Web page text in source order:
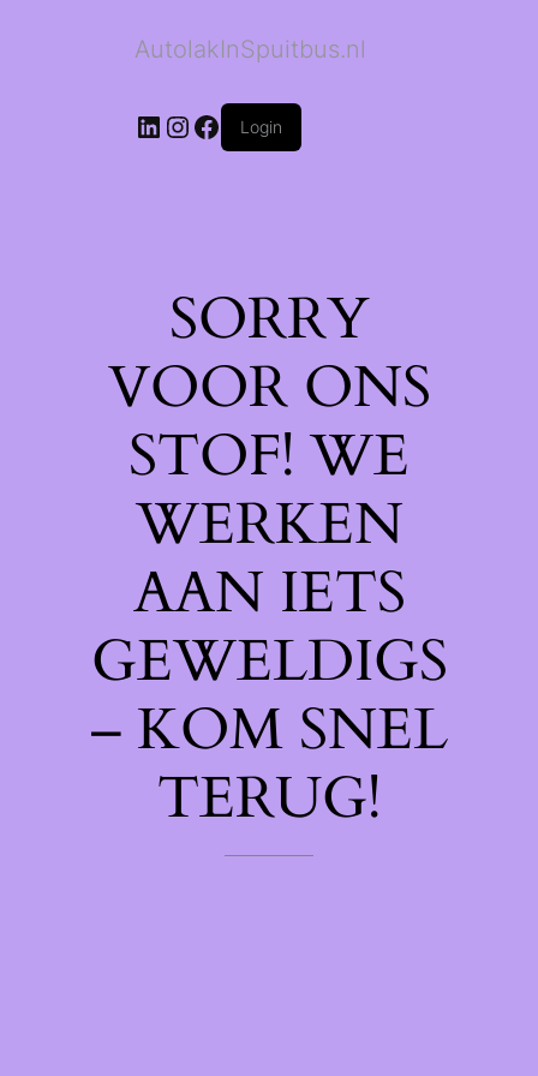
AutolakInSpuitbus.nl
LinkedIn
Instagram
Facebook
Login
SORRY
VOOR ONS
STOF! WE
WERKEN
AAN IETS
GEWELDIGS
– KOM SNEL
TERUG!